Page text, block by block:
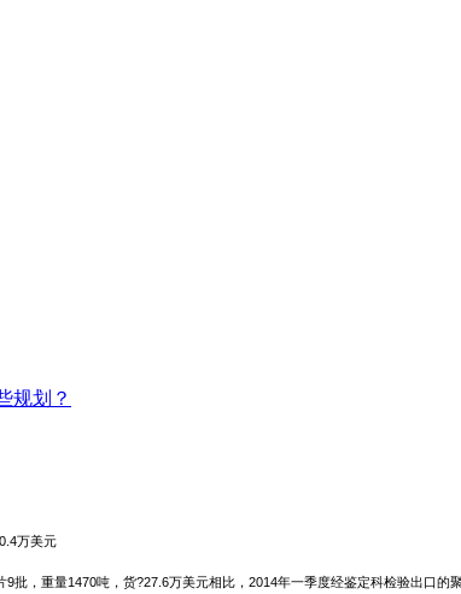
规划？
万美元
批，重量1470吨，货?27.6万美元相比，2014年一季度经鉴定科检验出口